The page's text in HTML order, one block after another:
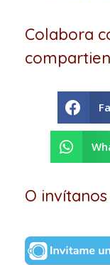
Colabora
O